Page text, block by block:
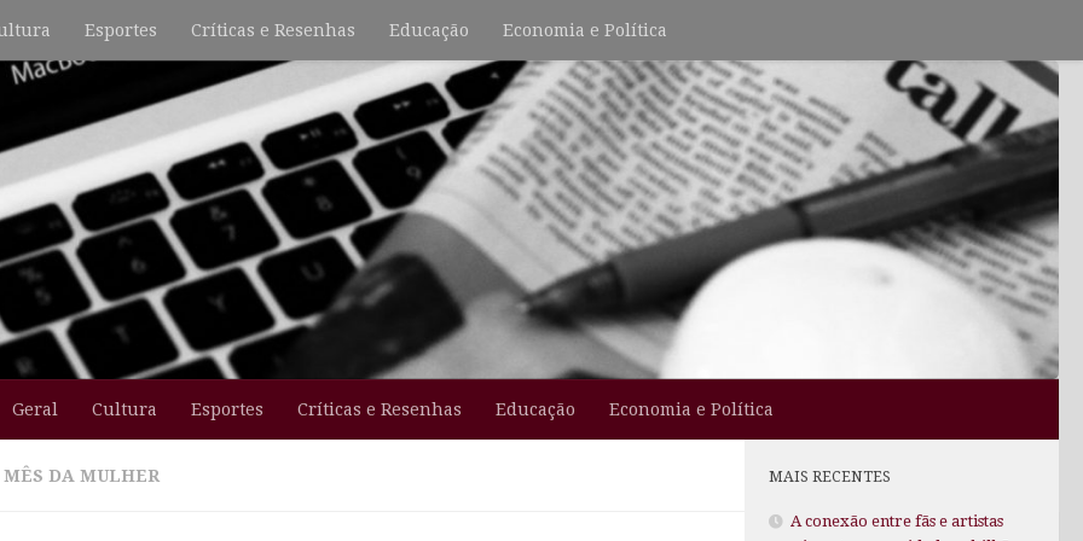
Esportes Críticas e Resenhas Educação Economia e Política
Geral Cultura Esportes Críticas e Resenhas Educação Economia e Política
MÊS DA MULHER MAIS RECENTES
A conexão entre fãs e artistas